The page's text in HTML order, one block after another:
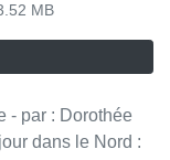
MB
dans le Nord :